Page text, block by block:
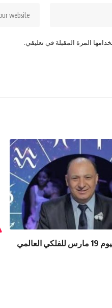
المرة المقبلة في تعليقي.
توقعات ابراج اليوم 19 مارس للفلكي العالمي